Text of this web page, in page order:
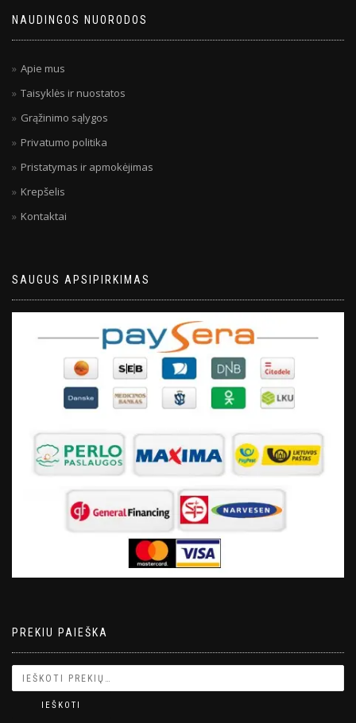
NAUDINGOS NUORODOS
Apie mus
Taisyklės ir nuostatos
Grąžinimo sąlygos
Privatumo politika
Pristatymas ir apmokėjimas
Krepšelis
Kontaktai
SAUGUS APSIPIRKIMAS
PREKIU PAIEŠKA
IEŠKOTI